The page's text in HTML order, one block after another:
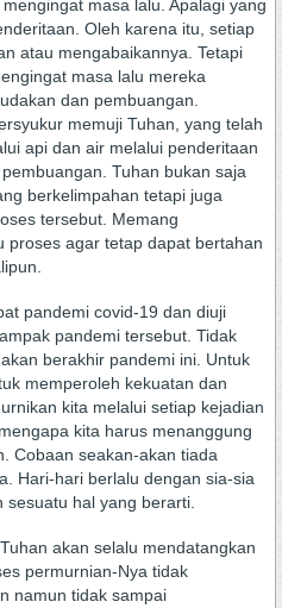
masa lalu. Apalagi yang
Oleh karena itu, setiap
atau mengabaikannya. Tetapi
masa lalu mereka
dan pembuangan.
memuji Tuhan, yang telah
api dan air melalui penderitaan
Tuhan bukan saja
berkelimpahan tetapi juga
tersebut. Memang
proses agar tetap dapat bertahan
pandemi covid-19 dan diuji
pandemi tersebut. Tidak
berakhir pandemi ini. Untuk
memperoleh kekuatan dan
kita melalui setiap kejadian
kita harus menanggung
Cobaan seakan-akan tiada
Hari-hari berlalu dengan sia-sia
hal yang berarti.
akan selalu mendatangkan
permurnian-Nya tidak
namun tidak sampai